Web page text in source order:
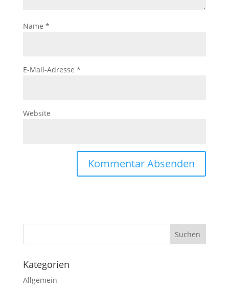
Name *
E-Mail-Adresse *
Website
Kategorien
Allgemein